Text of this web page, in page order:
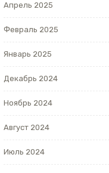
Апрель 2025
Февраль 2025
Январь 2025
Декабрь 2024
Ноябрь 2024
Август 2024
Июль 2024